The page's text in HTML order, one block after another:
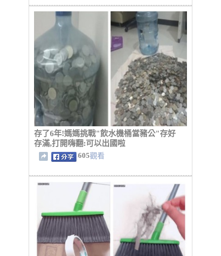
存了6年!媽媽挑戰"飲水機桶當豬公"存好
存滿,打開嗨翻:可以出國啦
605觀看